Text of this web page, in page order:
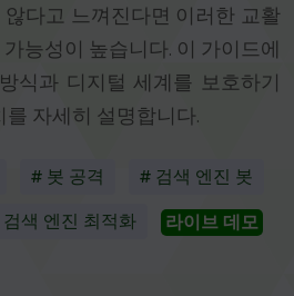
다고 느껴진다면 이러한 교활
능성이 높습니다. 이 가이드에
식과 디지털 세계를 보호하기
자세히 설명합니다.
# 봇 공격 # 검색 엔진 봇
색 엔진 최적화 라이브 데모